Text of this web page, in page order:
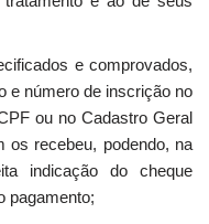
e comprovados,
e número de inscrição no
ou no Cadastro Geral
os recebeu, podendo, na
indicação do cheque
pagamento;